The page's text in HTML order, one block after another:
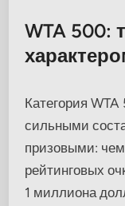
WTA 500:
Категория
сильными
призовыми:
рейтинговых
1 миллиона